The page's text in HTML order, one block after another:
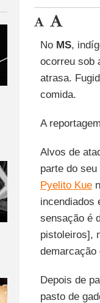
No MS,
ocorreu sob
atrasa.
comida.
A
Alvos de
parte do
Pyelito Kue
incendiados
sensação é
pistoleiros],
demarcação
Depois de
pasto de